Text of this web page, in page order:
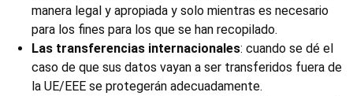
manera legal y apropiada y solo mientras es necesario
para los fines para los que se han recopilado.
Las transferencias internacionales: cuando se dé el
caso de que sus datos vayan a ser transferidos fuera de
la UE/EEE se protegerán adecuadamente.